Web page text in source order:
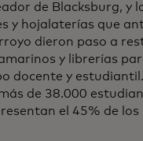
de Blacksburg, y
y hojalaterías que
dieron paso a
y librerías
docente y
de 38.000
el 45% de los